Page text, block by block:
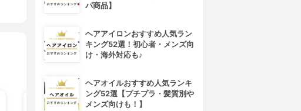
4位
パ商品】
ヘアアイロンおすすめ人気ラン
キング52選！初心者・メンズ向
け・海外対応も♪
ヘアオイルおすすめ人気ランキ
ング52選【プチプラ・髪質別や
メンズ向けも！】